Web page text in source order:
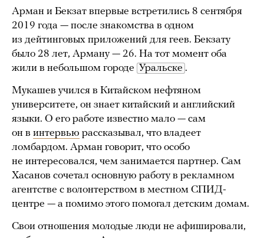
Арман и Бекзат впервые встретились 8 сентября
2019 года — после знакомства в одном
из дейтинговых приложений для геев. Бекзату
было 28 лет, Арману — 26. На тот момент оба
жили в небольшом городе Уральске .
Мукашев учился в Китайском нефтяном
университете, он знает китайский и английский
языки. О его работе известно мало — сам
он в интервью рассказывал, что владеет
ломбардом. Арман говорит, что особо
не интересовался, чем занимается партнер. Сам
Хасанов сочетал основную работу в рекламном
агентстве с волонтерством в местном СПИД-
центре — а помимо этого помогал детским домам.
Свои отношения молодые люди не афишировали,